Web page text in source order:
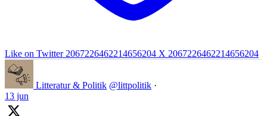
Like on Twitter 2067226462214656204 X 2067226462214656204
Litteratur & Politik @littpolitik ·
13 jun